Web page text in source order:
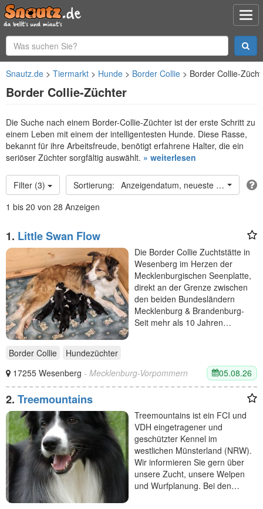
Snautz.de Tiermarkt Hunde Border Collie Border Collie-
Border Collie-Züchter
Die Suche nach einem Border-Collie-Züchter ist der erste Schritt zu
einem Leben mit einem der intelligentesten Hunde. Diese Rasse,
bekannt für ihre Arbeitsfreude, benötigt erfahrene Halter, die ein
seriöser Züchter sorgfältig auswählt. » weiterlesen
Filter (3)
Anzeigendatum, neueste oben
1 bis 20 von 28 Anzeigen
1. Little Swan Flow
Die Border Collie Zuchtstätte in
Wesenberg im Herzen der
Mecklenburgischen Seenplatte,
direkt an der Grenze zwischen
den beiden Bundesländern
Mecklenburg & Brandenburg-
Seit mehr als 10 Jahren…
Border Collie
Hundezüchter
17255 Wesenberg - Mecklenburg-Vorpommern 05.08.26
2. Treemountains
Treemountains ist ein FCI und
VDH eingetragener und
geschützter Kennel im
westlichen Münsterland (NRW).
Wir informieren Sie gern über
unsere Zucht, unsere Welpen
und Wurfplanung. Bei den…